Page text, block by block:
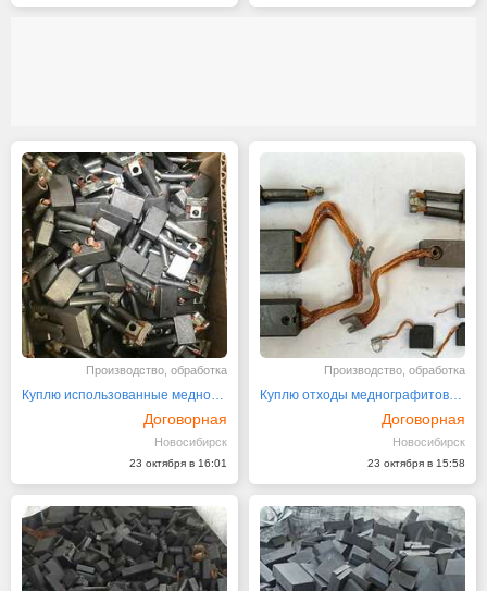
Производство, обработка
Куплю использованные меднографитовые щетки
Договорная
Новосибирск
23 октября в 16:01
Производство, обработка
Куплю отходы меднографитовых щеток МГ, МГ4, М1, МГСО и
Договорная
Новосибирск
23 октября в 15:58